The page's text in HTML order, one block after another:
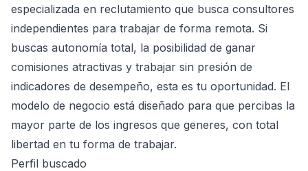
especializada en reclutamiento que busca consultores
independientes para trabajar de forma remota. Si
buscas autonomía total, la posibilidad de ganar
comisiones atractivas y trabajar sin presión de
indicadores de desempeño, esta es tu oportunidad. El
modelo de negocio está diseñado para que percibas la
mayor parte de los ingresos que generes, con total
libertad en tu forma de trabajar.
Perfil buscado